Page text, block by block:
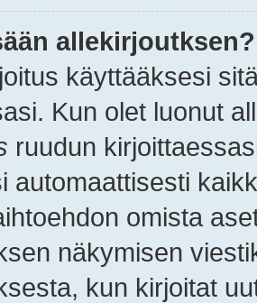
allekirjoutksen?
käyttääksesi
Kun olet luonut
ruudun
automaattisesti
omista
näkymisen
kun kirjoitat